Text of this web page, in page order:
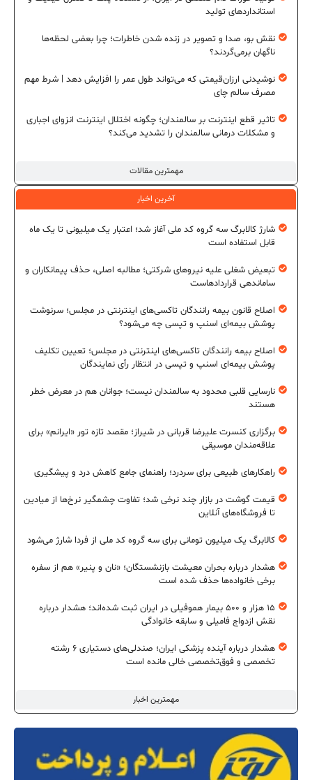
مهمترین مقالات
استانداردهای تولید
نقش بو، صدا و تصویر در زنده شدن خاطرات؛ چرا بعضی لحظه‌ها
ناگهان برمی‌گردند؟
نوشیدنی ارزان‌قیمتی که می‌تواند طول عمر را افزایش دهد | شرط مهم
مصرف سالم چای
تاثیر قطع اینترنت بر سالمندان؛ چگونه اختلال اینترنت انزوای اجباری
و مشکلات درمانی سالمندان را تشدید می‌کند؟
آخرین اخبار
مهمترین اخبار
شارژ کالابرگ سه گروه کد ملی آغاز شد؛ اعتبار یک میلیونی تا یک ماه
قابل استفاده است
تبعیض شغلی علیه نیروهای شرکتی؛ مطالبه اصلی، حذف پیمانکاران و
ساماندهی قراردادهاست
اصلاح قانون بیمه رانندگان تاکسی‌های اینترنتی در مجلس؛ سرنوشت
پوشش بیمه‌ای اسنپ و تپسی چه می‌شود؟
اصلاح بیمه رانندگان تاکسی‌های اینترنتی در مجلس؛ تعیین تکلیف
پوشش بیمه‌ای اسنپ و تپسی در انتظار رأی نمایندگان
نارسایی قلبی محدود به سالمندان نیست؛ جوانان هم در معرض خطر
هستند
برگزاری کنسرت علیرضا قربانی در شیراز؛ مقصد تازه تور «ایرانم» برای
علاقه‌مندان موسیقی
راهکارهای طبیعی برای سردرد؛ راهنمای جامع کاهش درد و پیشگیری
قیمت گوشت در بازار چند نرخی شد؛ تفاوت چشمگیر نرخ‌ها از میادین
تا فروشگاه‌های آنلاین
کالابرگ یک میلیون تومانی برای سه گروه کد ملی از فردا شارژ می‌شود
هشدار درباره بحران معیشت بازنشستگان؛ «نان و پنیر» هم از سفره
برخی خانواده‌ها حذف شده است
۱۵ هزار و ۵۰۰ بیمار هموفیلی در ایران ثبت شده‌اند؛ هشدار درباره
نقش ازدواج فامیلی و سابقه خانوادگی
هشدار درباره آینده پزشکی ایران؛ صندلی‌های دستیاری ۶ رشته
تخصصی و فوق‌تخصصی خالی مانده است